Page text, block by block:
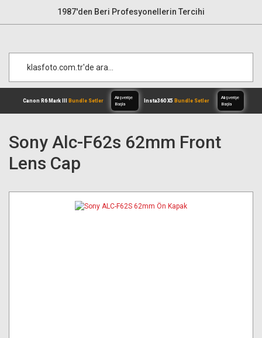
1987'den Beri Profesyonellerin Tercihi
Canon R6 Mark III
Sony Alc-F62s 62mm Front
Lens Cap